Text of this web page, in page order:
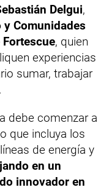
Delgui,
y Comunidades
, quien
experiencias
sumar, trabajar
debe comenzar a
que incluya los
de energía y
en un
innovador en